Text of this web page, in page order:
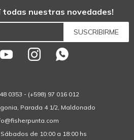
0353 - (+598) 97 016 012
Parada 4 1/2, Maldonado
de 10:00 a 18:00 hs
todas nuestras novedades!
SUSCRIBIRME
  